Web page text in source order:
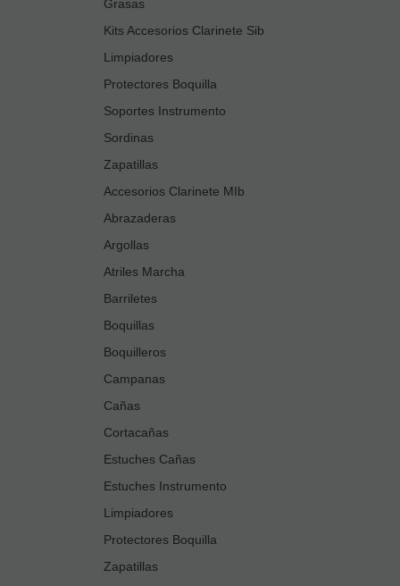
Grasas
Kits Accesorios Clarinete Sib
Limpiadores
Protectores Boquilla
Soportes Instrumento
Sordinas
Zapatillas
Accesorios Clarinete MIb
Abrazaderas
Argollas
Atriles Marcha
Barriletes
Boquillas
Boquilleros
Campanas
Cañas
Cortacañas
Estuches Cañas
Estuches Instrumento
Limpiadores
Protectores Boquilla
Zapatillas